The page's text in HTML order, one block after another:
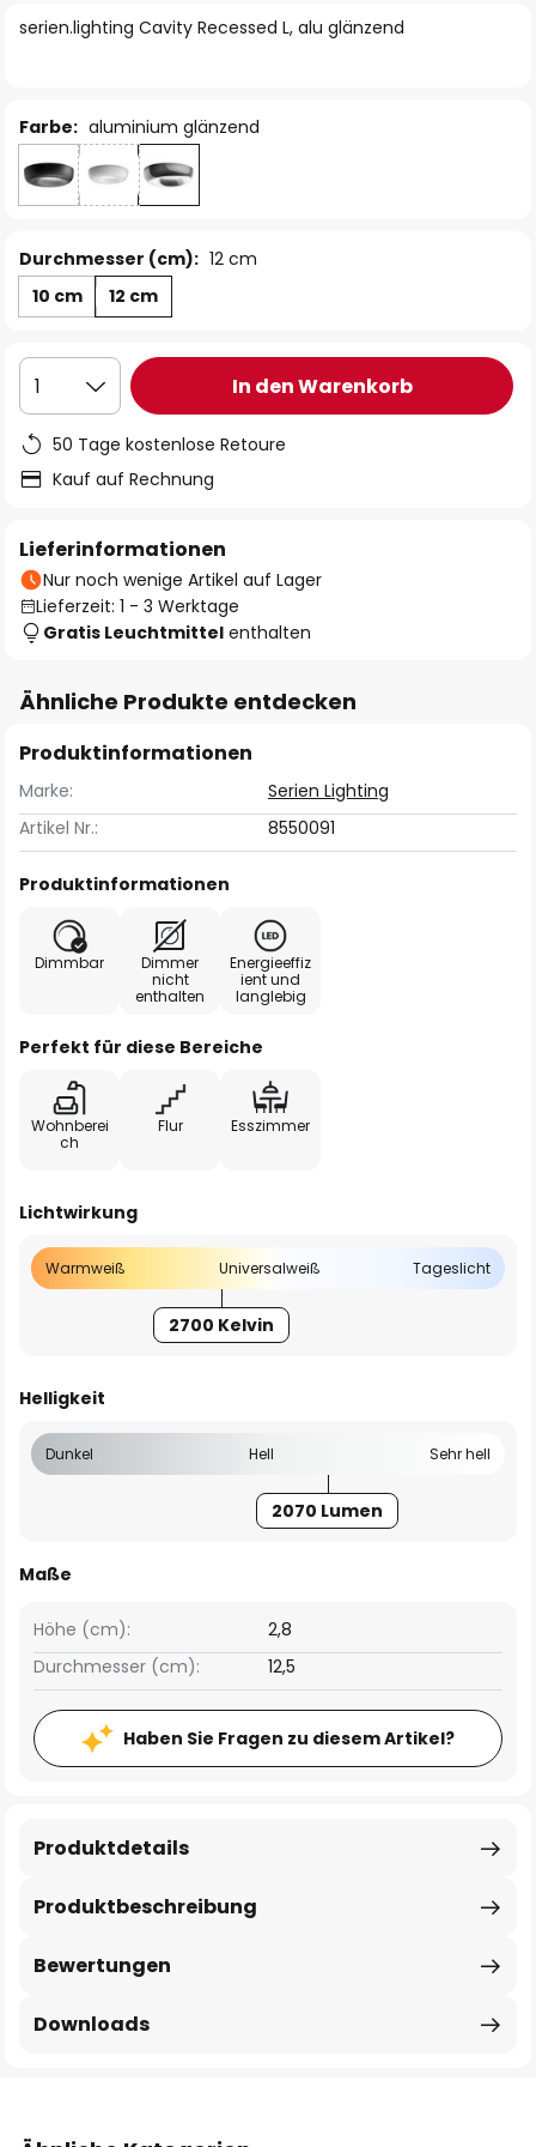
serien.lighting Cavity Recessed L, alu glänzend
Farbe: aluminium glänzend
Durchmesser (cm): 12 cm
10 cm
12 cm
1 In den Warenkorb
50 Tage kostenlose Retoure
Kauf auf Rechnung
Lieferinformationen
Nur noch wenige Artikel auf Lager
Lieferzeit: 1 - 3 Werktage
Gratis Leuchtmittel enthalten
Ähnliche Produkte entdecken
Produktinformationen
Marke:
Serien Lighting
Artikel Nr.:
8550091
Produktinformationen
Dimmbar
Dimmer
nicht
enthalten
Energieeffiz
ient und
langlebig
Perfekt für diese Bereiche
Wohnberei
ch
Flur Esszimmer
Lichtwirkung
Warmweiß Universalweiß Tageslicht
2700 Kelvin
Helligkeit
Dunkel Hell Sehr hell
2070 Lumen
Maße
Höhe (cm):
2,8
Durchmesser (cm):
12,5
Haben Sie Fragen zu diesem Artikel?
Produktbeschreibung
Produktdetails
Bewertungen
Downloads